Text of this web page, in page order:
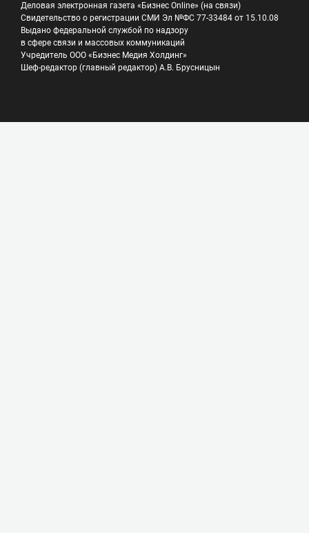
Деловая электронная газета «Бизнес Online» (на связи)
Свидетельство о регистрации СМИ Эл №ФС 77-33484 от 15.10.08
Выдано федеральной службой по надзору
в сфере связи и массовых коммуникаций
Учредитель ООО «Бизнес Медия Холдинг»
Шеф-редактор (главный редактор) А.В. Брусницын